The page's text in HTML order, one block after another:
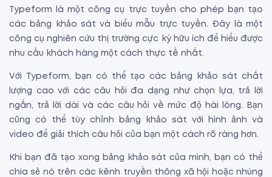
Typeform là một công cụ trực tuyến cho phép bạn tạo
các bảng khảo sát và biểu mẫu trực tuyến. Đây là một
công cụ nghiên cứu thị trường cực kỳ hữu ích để hiểu được
nhu cầu khách hàng một cách thực tế nhất.
Với Typeform, bạn có thể tạo các bảng khảo sát chất
lượng cao với các câu hỏi đa dạng như chọn lựa, trả lời
ngắn, trả lời dài và các câu hỏi về mức độ hài lòng. Bạn
cũng có thể tùy chỉnh bảng khảo sát với hình ảnh và
video để giải thích câu hỏi của bạn một cách rõ ràng hơn.
Khi bạn đã tạo xong bảng khảo sát của mình, bạn có thể
chia sẻ nó trên các kênh truyền thông xã hội hoặc nhúng